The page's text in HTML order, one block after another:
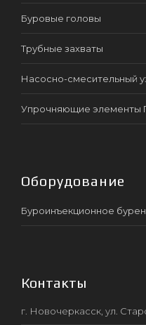
Буровые головы
Трубные захваты
Насосно-смесительный
Упрочняющие элементы
Оборудование
Буроинъекционное
Контакты
г. Новочеркасск, ул.